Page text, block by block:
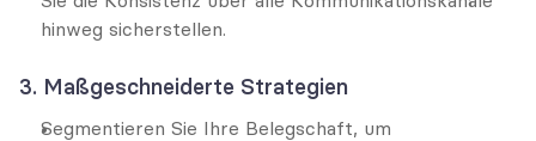
hinweg sicherstellen.
3. Maßgeschneiderte Strategien
Segmentieren Sie Ihre Belegschaft, um